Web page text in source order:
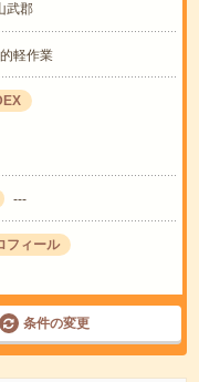
武郡
軽作業
---
フィール
条件の変更